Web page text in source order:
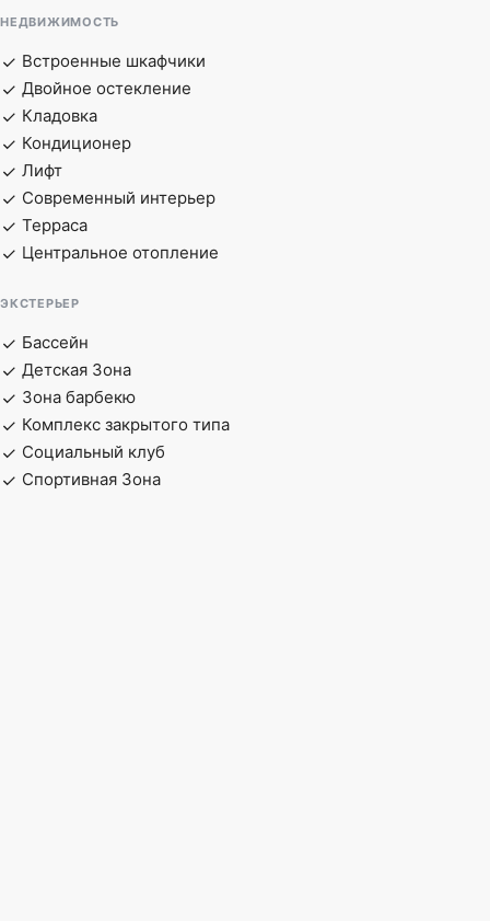
НЕДВИЖИМОСТЬ
Встроенные шкафчики
Двойное остекление
Кладовка
Кондиционер
Лифт
Современный интерьер
Терраса
Центральное отопление
ЭКСТЕРЬЕР
Бассейн
Детская Зона
Зона барбекю
Комплекс закрытого типа
Социальный клуб
Спортивная Зона